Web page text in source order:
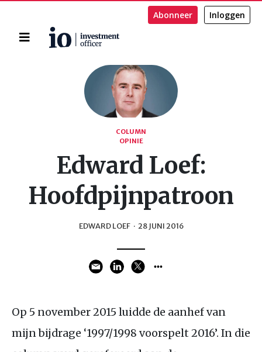
Home
Abonneer Inloggen
COLUMN
OPINIE
Edward Loef:
Hoofdpijnpatroon
EDWARD LOEF · 28 JUNI 2016
Op 5 november 2015 luidde de aanhef van
mijn bijdrage ‘1997/1998 voorspelt 2016’. In die